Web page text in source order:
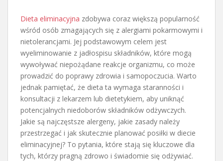
Dieta eliminacyjna zdobywa coraz większą popularność
wśród osób zmagających się z alergiami pokarmowymi i
nietolerancjami. Jej podstawowym celem jest
wyeliminowanie z jadłospisu składników, które mogą
wywoływać niepożądane reakcje organizmu, co może
prowadzić do poprawy zdrowia i samopoczucia. Warto
jednak pamiętać, że dieta ta wymaga staranności i
konsultacji z lekarzem lub dietetykiem, aby uniknąć
potencjalnych niedoborów składników odżywczych.
Jakie są najczęstsze alergeny, jakie zasady należy
przestrzegać i jak skutecznie planować posiłki w diecie
eliminacyjnej? To pytania, które stają się kluczowe dla
tych, którzy pragną zdrowo i świadomie się odżywiać.